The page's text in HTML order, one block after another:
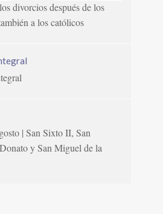
divorcios después de los
a los católicos
| San Sixto II, San
y San Miguel de la